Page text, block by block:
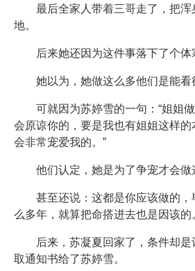
最后全家人带着三哥走了，把
地。
后来她还因为这件事落下了个体
她以为，她做这么多他们是能
可就因为苏婷雪的一句：“姐姐
会原谅你的，要是我也有姐姐这样
会非常宠爱我的。”
他们认定，她是为了争宠才会做
甚至还说：这都是你应该做的
么多年，就算把命搭进去也是因该的
后来，苏凝夏回家了，条件却
取通知书给了苏婷雪。